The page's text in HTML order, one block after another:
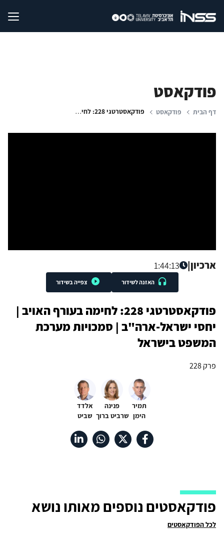
פודקאסט
דף הבית פודקאסט פודקאסטרטגי 228: לחימה בעורף האויב | יחסי ישראל-ארה"ב | סמכויות מערכת המשפט בישראל
ארכיון|
1:44:13
האזנה לשידור צפייה בשידור
פודקאסטרטגי 228: לחימה בעורף האויב |
יחסי ישראל-ארה"ב | סמכויות מערכת
המשפט בישראל
פרק 228
תמיר
הימן
פנינה
שרביט ברוך
אלדד
שביט
פודקאסטים נוספים מאותו נושא
לכל הפודקאסטים